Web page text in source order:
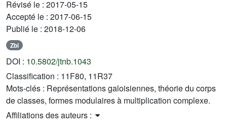
Révisé le : 2017-05-15
Accepté le : 2017-06-15
Publié le : 2018-12-06
Zbl
DOI : 10.5802/jtnb.1043
Classification : 11F80, 11R37
Mots-clés : Représentations galoisiennes, théorie du corps
de classes, formes modulaires à multiplication complexe.
Affiliations des auteurs :